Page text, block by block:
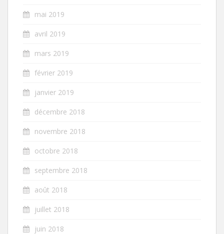
mai 2019
avril 2019
mars 2019
février 2019
janvier 2019
décembre 2018
novembre 2018
octobre 2018
septembre 2018
août 2018
juillet 2018
juin 2018